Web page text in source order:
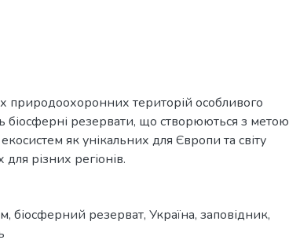
територій особливого
біосферні резервати, що створюються з метою
як унікальних для Європи та світу
для різних регіонів.
, біосферний резерват, Україна, заповідник,